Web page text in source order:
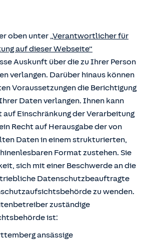
oben unter „Verantwortlicher für
auf dieser Webseite“
Auskunft über die zu Ihrer Person
verlangen. Darüber hinaus können
Voraussetzungen die Berichtigung
Daten verlangen. Ihnen kann
Einschränkung der Verarbeitung
Recht auf Herausgabe der von
Daten in einem strukturierten,
Format zustehen. Sie
sich mit einer Beschwerde an die
Datenschutzbeauftragte
zu wenden.
zuständige
ist:
ansässige